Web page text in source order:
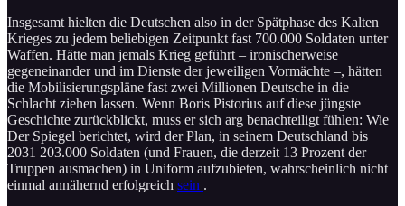
Insgesamt hielten die Deutschen also in der Spätphase des Kalten
Krieges zu jedem beliebigen Zeitpunkt fast 700.000 Soldaten unter
Waffen. Hätte man jemals Krieg geführt – ironischerweise
gegeneinander und im Dienste der jeweiligen Vormächte –, hätten
die Mobilisierungspläne fast zwei Millionen Deutsche in die
Schlacht ziehen lassen. Wenn Boris Pistorius auf diese jüngste
Geschichte zurückblickt, muss er sich arg benachteiligt fühlen: Wie
Der Spiegel berichtet, wird der Plan, in seinem Deutschland bis
2031 203.000 Soldaten (und Frauen, die derzeit 13 Prozent der
Truppen ausmachen) in Uniform aufzubieten, wahrscheinlich nicht
einmal annähernd erfolgreich sein .